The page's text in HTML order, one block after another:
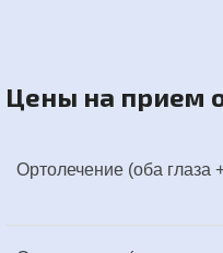
Цены на прием
Ортолечение (оба глаза